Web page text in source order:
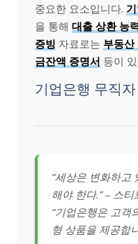
중요한 요소입니다.
을 통해 대출 상환 능
증빙 자료로는 부동산
금잔액 증명서 등이
기업은행 무직
“세상은 변화하고
해야 한다.” – 스
“기업은행은 고객
형 상품을 제공합